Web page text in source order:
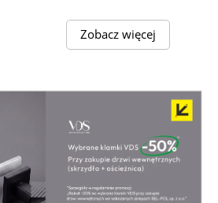
Zobacz więcej